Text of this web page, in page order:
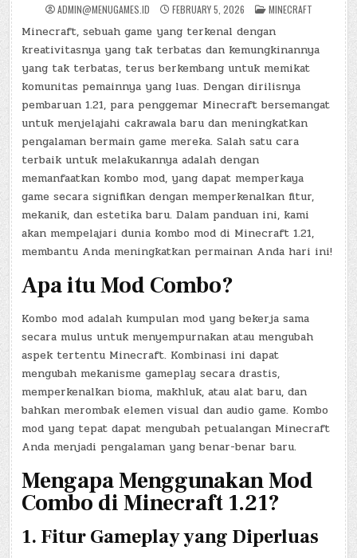
ADMIN@MENUGAMES.ID FEBRUARY 5, 2026 POSTED
IN
MINECRAFT
Minecraft, sebuah game yang terkenal dengan
kreativitasnya yang tak terbatas dan kemungkinannya
yang tak terbatas, terus berkembang untuk memikat
komunitas pemainnya yang luas. Dengan dirilisnya
pembaruan 1.21, para penggemar Minecraft bersemangat
untuk menjelajahi cakrawala baru dan meningkatkan
pengalaman bermain game mereka. Salah satu cara
terbaik untuk melakukannya adalah dengan
memanfaatkan kombo mod, yang dapat memperkaya
game secara signifikan dengan memperkenalkan fitur,
mekanik, dan estetika baru. Dalam panduan ini, kami
akan mempelajari dunia kombo mod di Minecraft 1.21,
membantu Anda meningkatkan permainan Anda hari ini!
Apa itu Mod Combo?
Kombo mod adalah kumpulan mod yang bekerja sama
secara mulus untuk menyempurnakan atau mengubah
aspek tertentu Minecraft. Kombinasi ini dapat
mengubah mekanisme gameplay secara drastis,
memperkenalkan bioma, makhluk, atau alat baru, dan
bahkan merombak elemen visual dan audio game. Kombo
mod yang tepat dapat mengubah petualangan Minecraft
Anda menjadi pengalaman yang benar-benar baru.
Mengapa Menggunakan Mod
Combo di Minecraft 1.21?
1. Fitur Gameplay yang Diperluas